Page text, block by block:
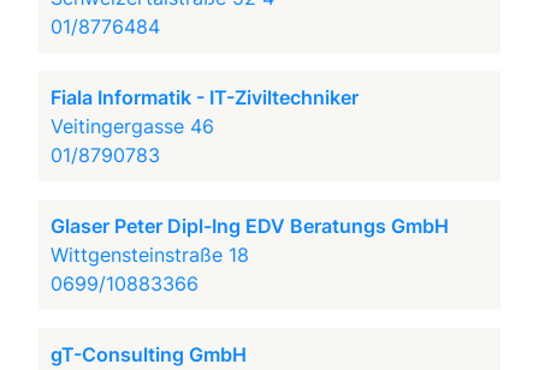
01/8776484
Fiala Informatik - IT-Ziviltechniker
Veitingergasse 46
01/8790783
Glaser Peter Dipl-Ing EDV Beratungs GmbH
Wittgensteinstraße 18
0699/10883366
gT-Consulting GmbH